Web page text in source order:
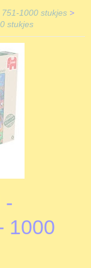
1000 stukjes >
stukjes
-
1000